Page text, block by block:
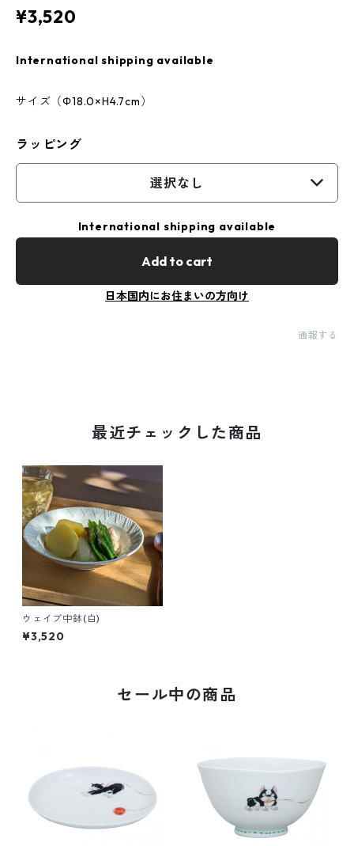
¥3,520
International shipping available
サイズ（Φ18.0×H4.7cm）
ラッピング
選択なし
International shipping available
Add to cart
日本国内にお住まいの方向け
通報する
最近チェックした商品
ウェイブ中鉢(白)
¥3,520
セール中の商品